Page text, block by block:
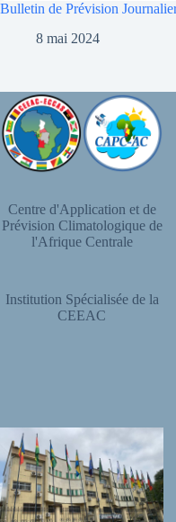
Bulletin de Prévision
8 mai 2024
Centre d'Application et de
Prévision Climatologique de
l'Afrique Centrale
Institution Spécialisée de la
CEEAC